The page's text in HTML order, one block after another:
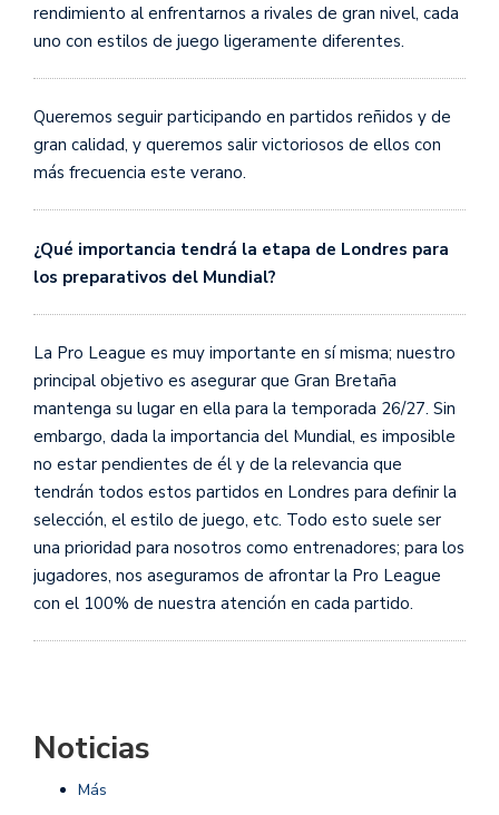
rendimiento al enfrentarnos a rivales de gran nivel, cada
uno con estilos de juego ligeramente diferentes.
Queremos seguir participando en partidos reñidos y de
gran calidad, y queremos salir victoriosos de ellos con
más frecuencia este verano.
¿Qué importancia tendrá la etapa de Londres para
los preparativos del Mundial?
La Pro League es muy importante en sí misma; nuestro
principal objetivo es asegurar que Gran Bretaña
mantenga su lugar en ella para la temporada 26/27. Sin
embargo, dada la importancia del Mundial, es imposible
no estar pendientes de él y de la relevancia que
tendrán todos estos partidos en Londres para definir la
selección, el estilo de juego, etc. Todo esto suele ser
una prioridad para nosotros como entrenadores; para los
jugadores, nos aseguramos de afrontar la Pro League
con el 100% de nuestra atención en cada partido.
Noticias
Más